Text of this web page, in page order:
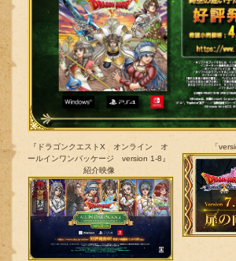
『ドラゴンクエストX オンライン オ
ールインワンパッケージ version 1-8』
紹介映像
「